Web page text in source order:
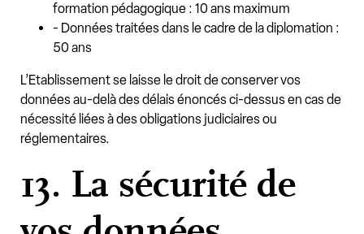
formation pédagogique : 10 ans maximum
- Données traitées dans le cadre de la diplomation :
50 ans
L’Etablissement se laisse le droit de conserver vos
données au-delà des délais énoncés ci-dessus en cas de
nécessité liées à des obligations judiciaires ou
réglementaires.
13. La sécurité de